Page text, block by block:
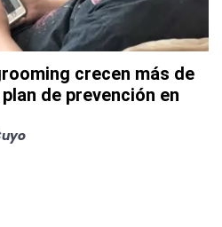
crecen más de
de prevención en